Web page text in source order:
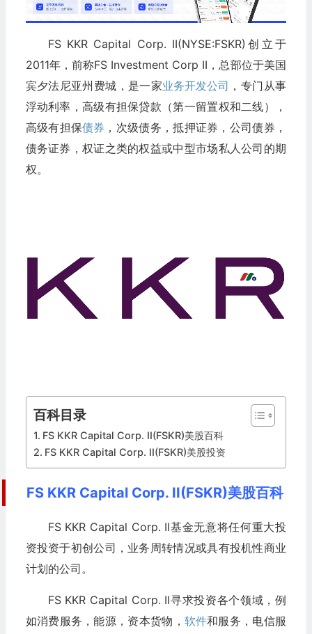
FS KKR Capital Corp. II(NYSE:FSKR)创立于
2011年，前称FS Investment Corp II，总部位于美国
宾夕法尼亚州费城，是一家业务开发公司 ，专门从事
浮动利率，高级有担保贷款（第一留置权和二线），
高级有担保债券 ，次级债务，抵押证券，公司债券，
债务证券，权证之类的权益或中型市场私人公司的期
权。
百科目录
FS KKR Capital Corp. II(FSKR)美股百科
FS KKR Capital Corp. II(FSKR)美股投资
FS KKR Capital Corp. II(FSKR)美股百科
FS KKR Capital Corp. II基金无意将任何重大投
资投资于初创公司，业务周转情况或具有投机性商业
计划的公司。
FS KKR Capital Corp. II寻求投资各个领域，例
如消费服务，能源，资本货物， 软件和服务，电信服